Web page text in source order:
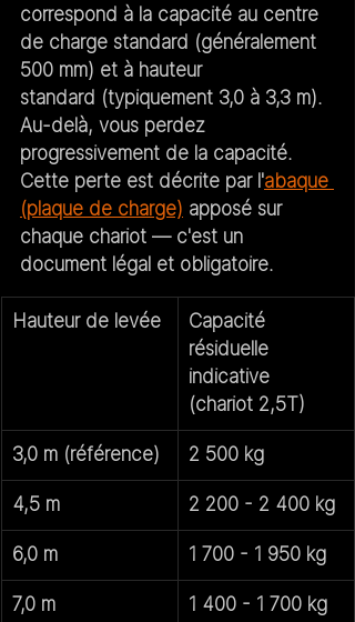
correspond à la capacité au centre
de charge standard (généralement
500 mm) et à hauteur
standard (typiquement 3,0 à 3,3 m).
Au-delà, vous perdez
progressivement de la capacité.
Cette perte est décrite par l'abaque
(plaque de charge) apposé sur
chaque chariot — c'est un
document légal et obligatoire.
Hauteur de levée
Capacité
résiduelle
indicative
(chariot 2,5T)
3,0 m (référence) 2 500 kg
4,5 m 2 200 - 2 400 kg
6,0 m 1 700 - 1 950 kg
7,0 m 1 400 - 1 700 kg